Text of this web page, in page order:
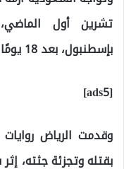
تشرين أول
بإسطنبول، بعد 18 يومًا من الإنكار.
[ads5]
وقدمت الرياض
بقتله وتجزئة جثته،